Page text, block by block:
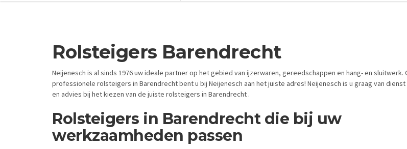
Rolsteigers Barendrecht
Neijenesch is al sinds 1976 uw ideale partner op het gebied van ijzerwaren, gereedschappen en hang- en sluitwerk.
professionele rolsteigers in Barendrecht bent u bij Neijenesch aan het juiste adres! Neijenesch is u graag van
en advies bij het kiezen van de juiste rolsteigers in Barendrecht .
Rolsteigers in Barendrecht die bij uw
werkzaamheden passen